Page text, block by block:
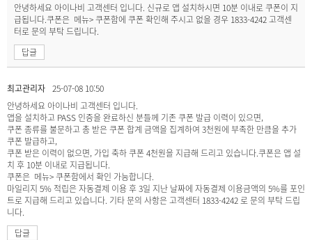
안녕하세요 아이나비 고객센터 입니다. 신규로 앱 설치하시면 10분 이내로 쿠폰이 지
급됩니다.쿠폰은 메뉴> 쿠폰함에 쿠폰 확인해 주시고 없을 경우 1833-4242 고객센
터로 문의 부탁 드립니다.
답글
최고관리자 25-07-08 10:50
안녕하세요 아이나비 고객센터 입니다.
앱을 설치하고 PASS 인증을 완료하신 분들께 기존 쿠폰 발급 이력이 있으면,
쿠폰 종류를 불문하고 총 받은 쿠폰 합계 금액을 집계하여 3천원에 부족한 만큼을 추가
쿠폰 발급하고,
쿠폰 받은 이력이 없으면, 가입 축하 쿠폰 4천원을 지급해 드리고 있습니다.쿠폰은 앱 설
치 후 10분 이내로 지급됩니다.
쿠폰은 메뉴> 쿠폰함에서 확인 가능합니다.
마일리지 5% 적립은 자동결제 이용 후 3일 지난 날짜에 자동결제 이용금액의 5%를 포인
트로 지급해 드리고 있습니다. 기타 문의 사항은 고객센터 1833-4242 로 문의 부탁 드립
니다.
답글